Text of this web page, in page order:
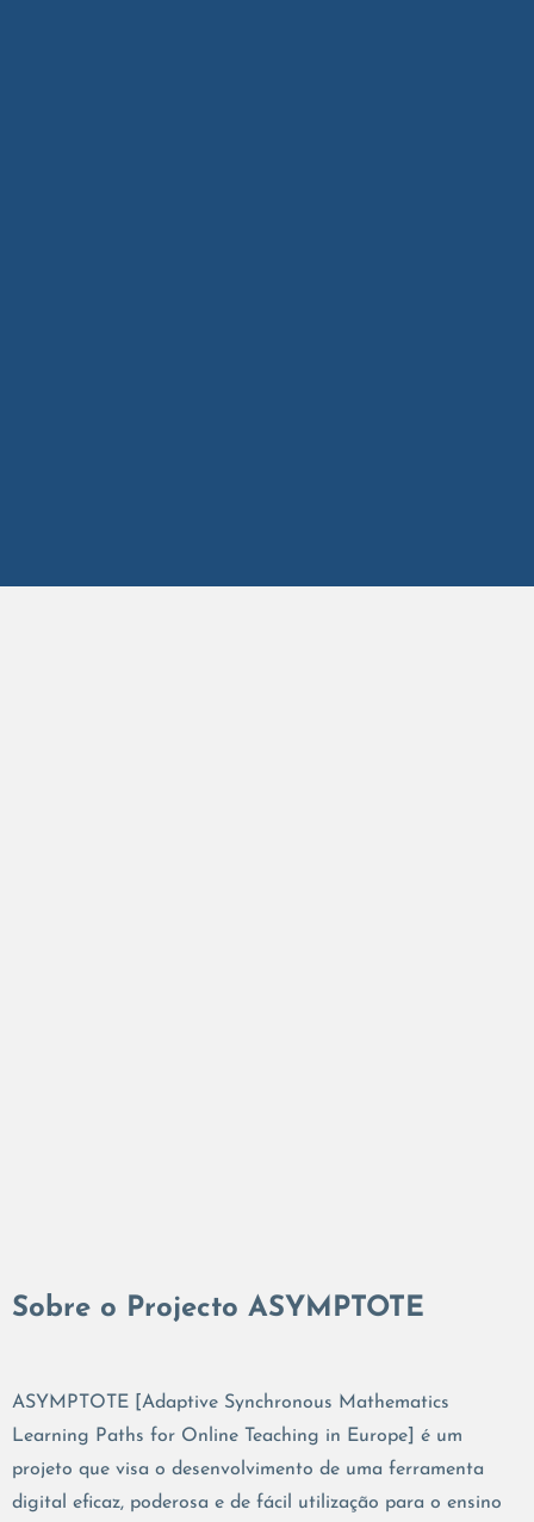
Sobre o Projecto ASYMPTOTE
ASYMPTOTE [Adaptive Synchronous Mathematics
Learning Paths for Online Teaching in Europe] é um
projeto que visa o desenvolvimento de uma ferramenta
digital eficaz, poderosa e de fácil utilização para o ensino